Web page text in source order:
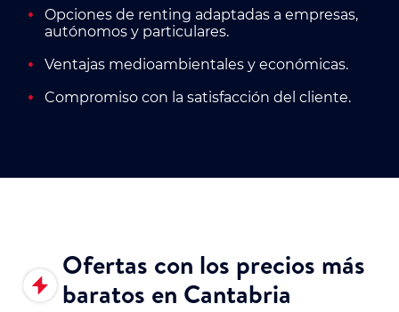
Opciones de renting adaptadas a empresas,
autónomos y particulares.
Ventajas medioambientales y económicas.
Compromiso con la satisfacción del cliente.
Ofertas con los precios más
baratos en Cantabria